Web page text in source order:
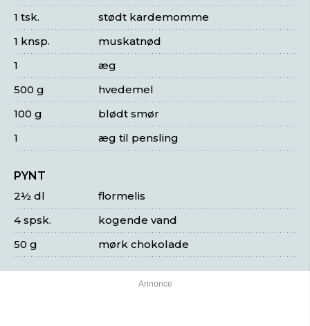
stødt kardemomme
1 tsk.
muskatnød
1 knsp.
æg
1
hvedemel
500 g
blødt smør
100 g
æg til pensling
1
PYNT
flormelis
2½ dl
kogende vand
4 spsk.
mørk chokolade
50 g